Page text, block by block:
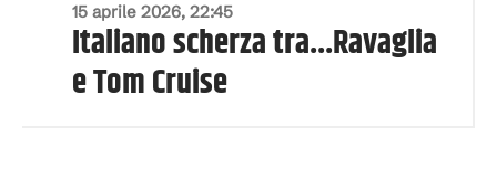
15 aprile 2026, 22:45
Italiano scherza tra...Ravaglia
e Tom Cruise